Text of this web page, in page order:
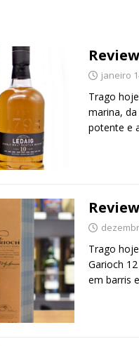
janeiro
Trago
marina,
potente e
Trago
Garioch
em barris